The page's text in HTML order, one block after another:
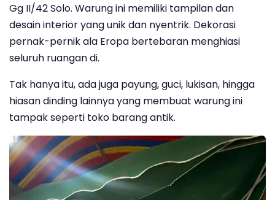
Gg II/42 Solo. Warung ini memiliki tampilan dan
desain interior yang unik dan nyentrik. Dekorasi
pernak-pernik ala Eropa bertebaran menghiasi
seluruh ruangan di.
Tak hanya itu, ada juga payung, guci, lukisan, hingga
hiasan dinding lainnya yang membuat warung ini
tampak seperti toko barang antik.